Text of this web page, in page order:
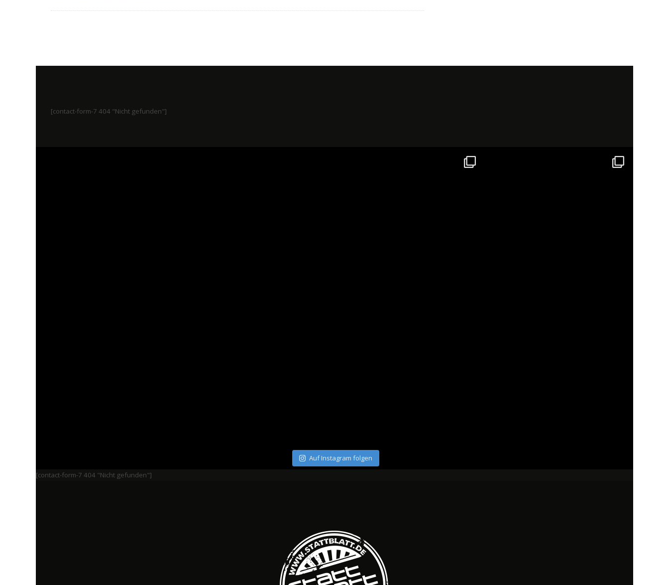
[contact-form-7 404 "Nicht gefunden"]
Auf Instagram folgen
[contact-form-7 404 "Nicht gefunden"]